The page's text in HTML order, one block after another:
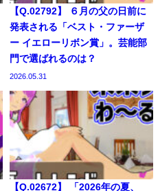
【Q.02792】 ６月の父の日前に
発表される「ベスト・ファーザ
ー イエローリボン賞」。芸能部
門で選ばれるのは？
2026.05.31
【Q.02672】 「2026年の夏、